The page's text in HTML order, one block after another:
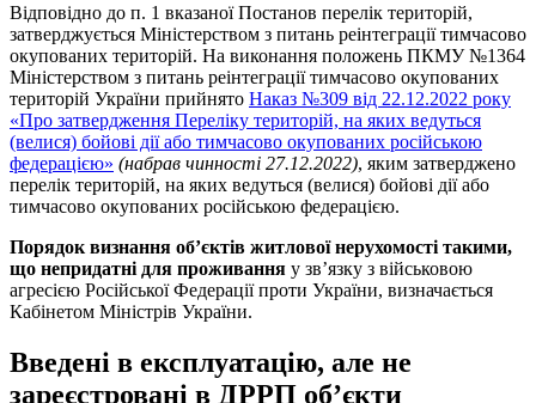
Відповідно до п. 1 вказаної Постанов перелік територій,
затверджується Міністерством з питань реінтеграції тимчасово
окупованих територій. На виконання положень ПКМУ №1364
Міністерством з питань реінтеграції тимчасово окупованих
територій України прийнято Наказ №309 від 22.12.2022 року
«Про затвердження Переліку територій, на яких ведуться
(велися) бойові дії або тимчасово окупованих російською
федерацією» (набрав чинності 27.12.2022), яким затверджено
перелік територій, на яких ведуться (велися) бойові дії або
тимчасово окупованих російською федерацією.
Порядок визнання об’єктів житлової нерухомості такими,
що непридатні для проживання у зв’язку з військовою
агресією Російської Федерації проти України, визначається
Кабінетом Міністрів України.
Введені в експлуатацію, але не
зареєстровані в ДРРП об’єкти